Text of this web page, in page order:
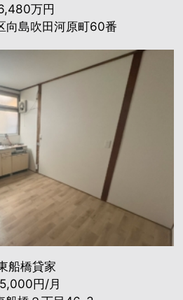
万円
向島吹田河原町60番
船橋貸家
円/月